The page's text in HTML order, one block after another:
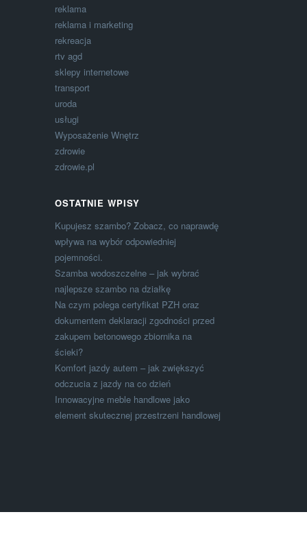
reklama
reklama i marketing
rekreacja
rtv agd
sklepy internetowe
transport
uroda
usługi
Wyposażenie Wnętrz
zdrowie
zdrowie.pl
OSTATNIE WPISY
Kupujesz szambo? Zobacz, co naprawdę
wpływa na wybór odpowiedniej
pojemności.
Szamba wodoszczelne – jak wybrać
najlepsze szambo na działkę
Na czym polega certyfikat PZH oraz
dokumentem deklaracji zgodności przed
zakupem betonowego zbiornika na
ścieki?
Komfort jazdy autem – jak zwiększyć
odczucia z jazdy na co dzień
Innowacyjne meble handlowe jako
element skutecznej przestrzeni handlowej